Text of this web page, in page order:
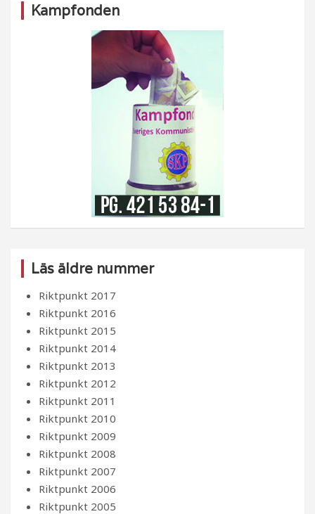
Kampfonden
Läs äldre nummer
Riktpunkt 2017
Riktpunkt 2016
Riktpunkt 2015
Riktpunkt 2014
Riktpunkt 2013
Riktpunkt 2012
Riktpunkt 2011
Riktpunkt 2010
Riktpunkt 2009
Riktpunkt 2008
Riktpunkt 2007
Riktpunkt 2006
Riktpunkt 2005